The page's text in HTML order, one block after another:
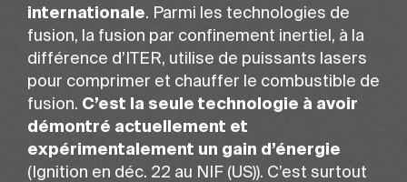
internationale. Parmi les technologies de
fusion, la fusion par confinement inertiel, à la
différence d’ITER, utilise de puissants lasers
pour comprimer et chauffer le combustible de
fusion. C’est la seule technologie à avoir
démontré actuellement et
expérimentalement un gain d’énergie
(Ignition en déc. 22 au NIF (US)). C’est surtout